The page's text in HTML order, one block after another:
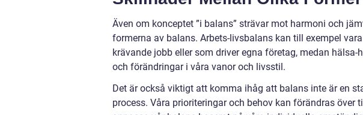
Även om konceptet ”i balans” strävar mot harmoni och
formerna av balans. Arbets-livsbalans kan till exempel
krävande jobb eller som driver egna företag, medan
och förändringar i våra vanor och livsstil.
Det är också viktigt att komma ihåg att balans inte är en
process. Våra prioriteringar och behov kan förändras över